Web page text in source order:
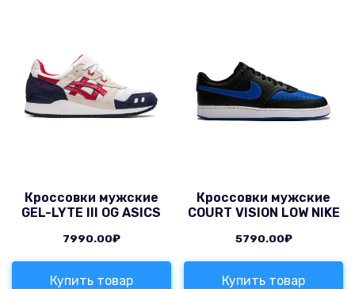
Кроссовки мужские
GEL-LYTE III OG ASICS
7990.00₽
Купить товар
Кроссовки мужские
COURT VISION LOW NIKE
5790.00₽
Купить товар